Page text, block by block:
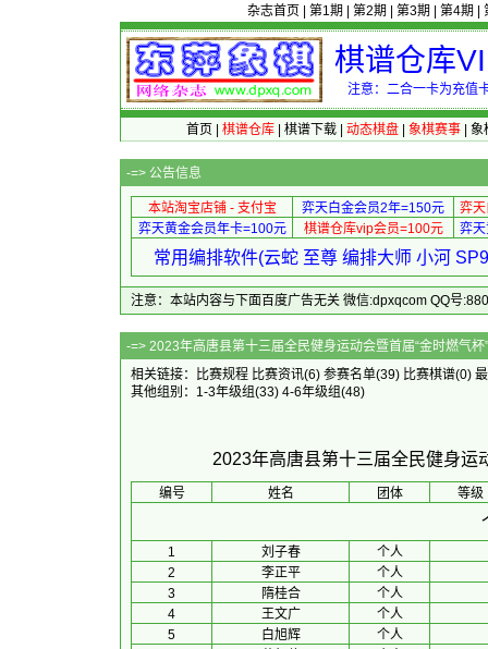
杂志首页 第1期 第2期 第3期 第4期
棋谱仓库
注意：二合一卡为充值
首页 棋谱仓库| 棋谱下载| 动态棋盘| 象棋赛事| 象
-=> 公告信息
本站淘宝店铺 - 支付宝 弈天白金会员2年=150元
弈
弈天黄金会员年卡=100元
棋谱仓库vip会员=100元 弈
常用编排软件(云蛇 至尊 编排大师 小河
注意：本站内容与下面百度广告无关 微信:dpxqcom QQ号
-=> 2023年高唐县第十三届全民健身运动会暨首届
相关链接：
比赛规程 比赛资讯(6) 参赛名单(39) 比赛棋谱(0)
其他组别： 1-3年级组(33) 4-6年级组(48)
2023年高唐县第十三届全民健身运
编号 姓名 团体 等级
1 刘子春
个人
2
李正平
个人
3
隋桂合
个人
4
王文广
个人
5
白旭辉
个人